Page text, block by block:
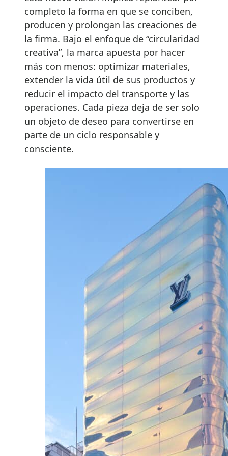
completo la forma en que se conciben,
producen y prolongan las creaciones de
la firma. Bajo el enfoque de “circularidad
creativa”, la marca apuesta por hacer
más con menos: optimizar materiales,
extender la vida útil de sus productos y
reducir el impacto del transporte y las
operaciones. Cada pieza deja de ser solo
un objeto de deseo para convertirse en
parte de un ciclo responsable y
consciente.